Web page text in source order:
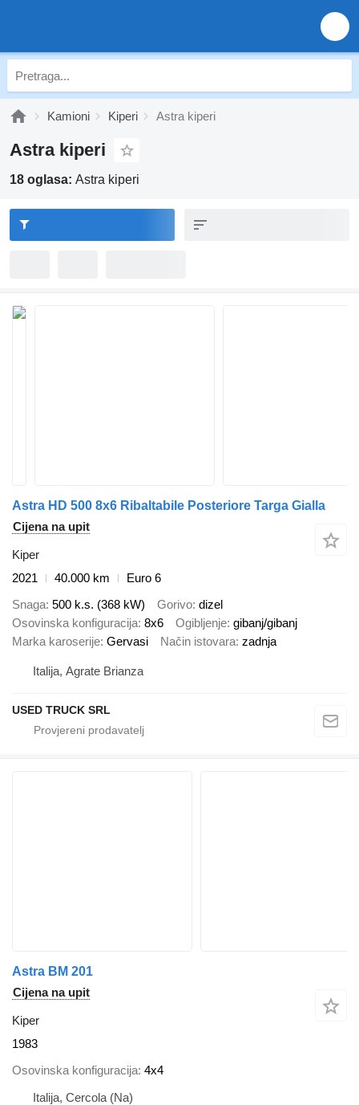
Kamioni Kiperi Astra kiperi
Astra kiperi
18 oglasa: Astra kiperi
Astra HD 500 8x6 Ribaltabile Posteriore Targa Gialla
Cijena na upit
Kiper
2021
40.000 km
Euro 6
Snaga 500 k.s. (368 kW) Gorivo dizel
Osovinska konfiguracija 8x6 Ogibljenje gibanj/gibanj
Marka karoserije Gervasi Način istovara zadnja
Italija, Agrate Brianza
USED TRUCK SRL
Astra BM 201
Cijena na upit
Kiper
1983
Osovinska konfiguracija 4x4
Italija, Cercola (Na)